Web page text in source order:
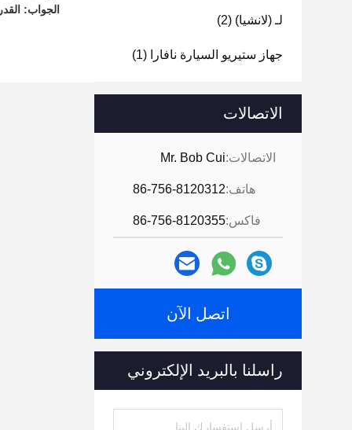
لـ (لانشيا) (2)
جهاز ستيريو السيارة نافارا (1)
الاتصالات
الاتصالات:Mr. Bob Cui
هاتف:86-756-8120312
فاكس:86-756-8120355
اتصل الآن
راسلنا بالبريد الإلكتروني
الجواب: القدرة على